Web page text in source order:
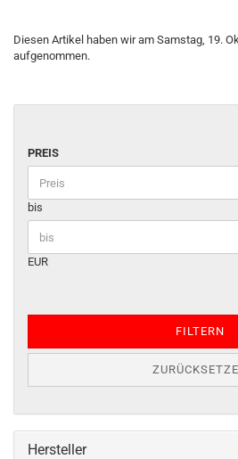
Diesen Artikel haben wir am Samstag, 19.
aufgenommen.
PREIS
bis
EUR
FILTERN
Hersteller